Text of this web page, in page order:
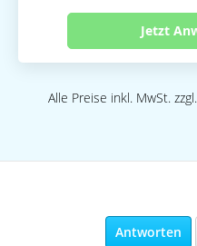
Jetzt
Alle Preise inkl. MwSt.
Antworten